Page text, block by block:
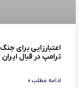
اعتبارزایی برای
ترامپ در قبال ایران
ادامه مطلب »